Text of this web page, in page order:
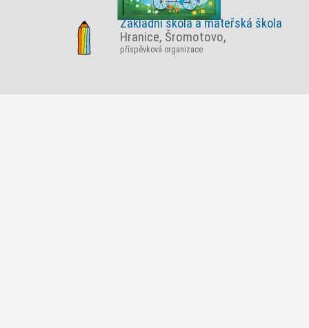
Základní škola a mateřská škola
Hranice, Šromotovo,
příspěvková organizace